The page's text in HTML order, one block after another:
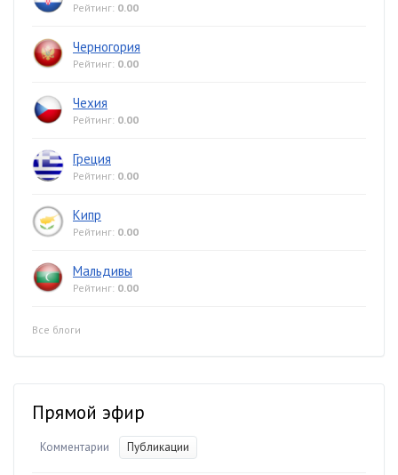
Рейтинг: 0.00
Черногория
Рейтинг: 0.00
Чехия
Рейтинг: 0.00
Греция
Рейтинг: 0.00
Кипр
Рейтинг: 0.00
Мальдивы
Рейтинг: 0.00
Все блоги
Прямой эфир
Комментарии Публикации